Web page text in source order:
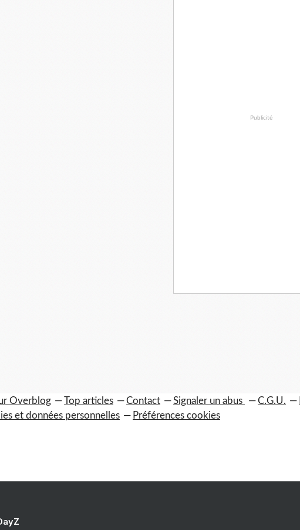
Publicité
Overblog Top articles Contact Signaler un abus C.G.U.
et données personnelles Préférences cookies